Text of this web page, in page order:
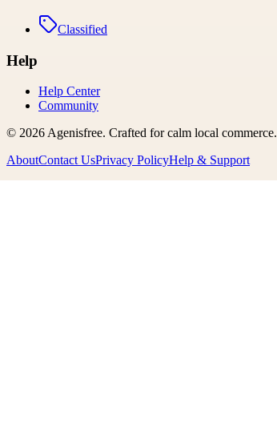
Classified
Help
Help Center
Community
© 2026Agenisfree. Crafted for calm local commerce.
AboutContact UsPrivacy PolicyHelp & Support